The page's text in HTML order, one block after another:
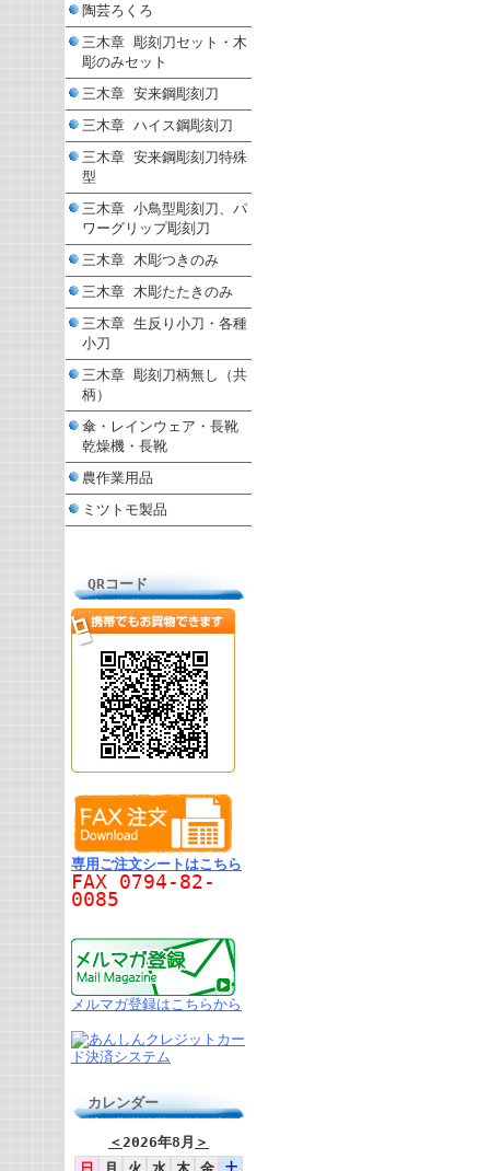
陶芸ろくろ
三木章 彫刻刀セット・木
彫のみセット
三木章 安来鋼彫刻刀
三木章 ハイス鋼彫刻刀
三木章 安来鋼彫刻刀特殊
型
三木章 小鳥型彫刻刀、パ
ワーグリップ彫刻刀
三木章 木彫つきのみ
三木章 木彫たたきのみ
三木章 生反り小刀・各種
小刀
三木章 彫刻刀柄無し（共
柄）
傘・レインウェア・長靴
乾燥機・長靴
農作業用品
ミツトモ製品
QRコード
専用ご注文シートはこちら
FAX 0794-82-
0085
メルマガ登録はこちらから
カレンダー
＜ 2026年8月 ＞